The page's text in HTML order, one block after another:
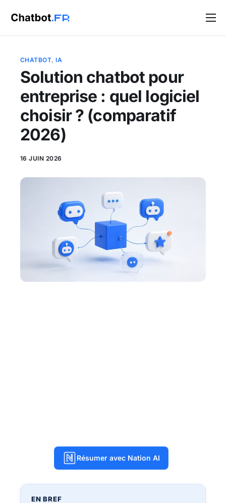
Solutions
Blog
Contact
CHATBOT,IA
Solution chatbot pour
entreprise : quel logiciel
choisir ? (comparatif
2026)
16 JUIN 2026
Résumer avec Nation AI
EN BREF